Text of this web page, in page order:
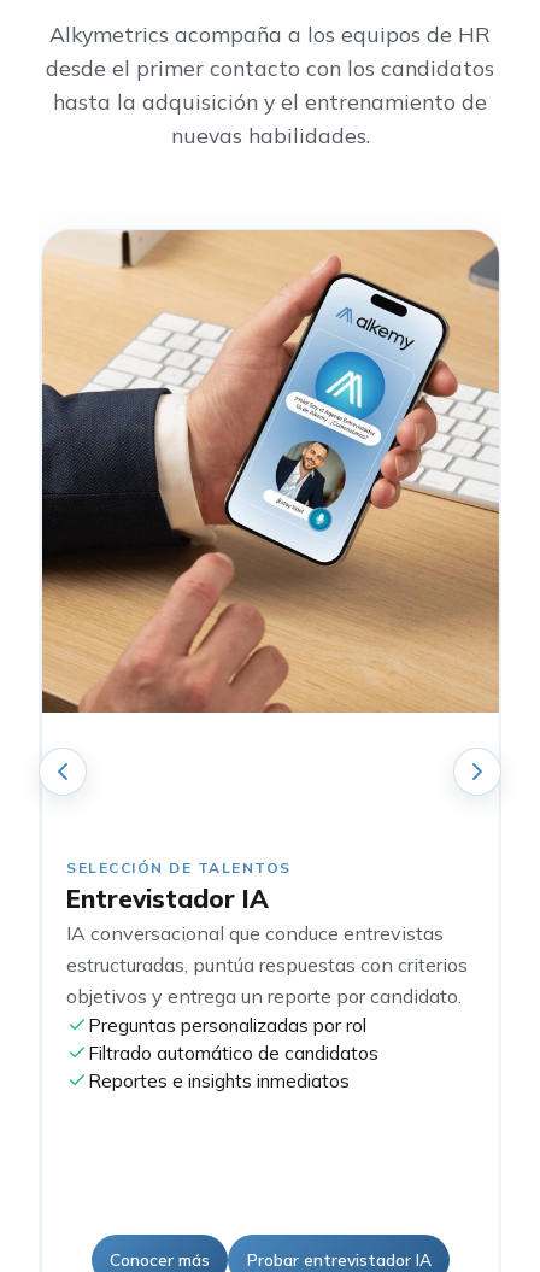
Alkymetrics acompaña a los equipos de HR
desde el primer contacto con los candidatos
hasta la adquisición y el entrenamiento de
nuevas habilidades.
SELECCIÓN DE TALENTOS
Entrevistador IA
IA conversacional que conduce entrevistas
estructuradas, puntúa respuestas con criterios
objetivos y entrega un reporte por candidato.
Preguntas personalizadas por rol
Filtrado automático de candidatos
Reportes e insights inmediatos
Conocer más Probar entrevistador IA